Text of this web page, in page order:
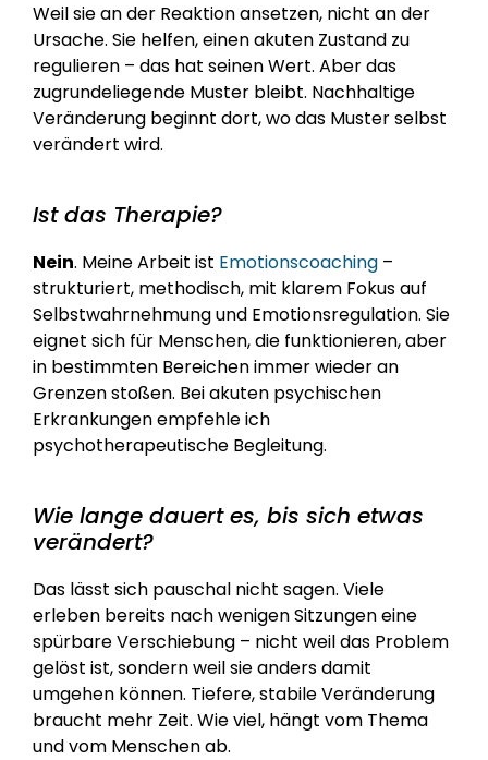
Weil sie an der Reaktion ansetzen, nicht an der
Ursache. Sie helfen, einen akuten Zustand zu
regulieren – das hat seinen Wert. Aber das
zugrundeliegende Muster bleibt. Nachhaltige
Veränderung beginnt dort, wo das Muster selbst
verändert wird.
Ist das Therapie?
Nein. Meine Arbeit ist Emotionscoaching –
strukturiert, methodisch, mit klarem Fokus auf
Selbstwahrnehmung und Emotionsregulation. Sie
eignet sich für Menschen, die funktionieren, aber
in bestimmten Bereichen immer wieder an
Grenzen stoßen. Bei akuten psychischen
Erkrankungen empfehle ich
psychotherapeutische Begleitung.
Wie lange dauert es, bis sich etwas
verändert?
Das lässt sich pauschal nicht sagen. Viele
erleben bereits nach wenigen Sitzungen eine
spürbare Verschiebung – nicht weil das Problem
gelöst ist, sondern weil sie anders damit
umgehen können. Tiefere, stabile Veränderung
braucht mehr Zeit. Wie viel, hängt vom Thema
und vom Menschen ab.